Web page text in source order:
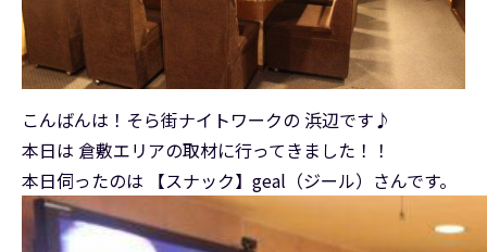
こんばんは！そら街ナイトワークの 浜辺です♪
本日は 倉敷エリアの取材に行ってきました！！
本日伺ったのは 【スナック】geal（ジール）さんです。